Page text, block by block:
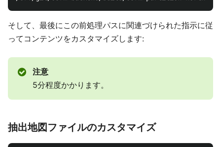
そして、最後にこの前処理パスに関連づけられた指示に従
ってコンテンツをカスタマイズします:
注意
5分程度かかります。
抽出地図ファイルのカスタマイズ